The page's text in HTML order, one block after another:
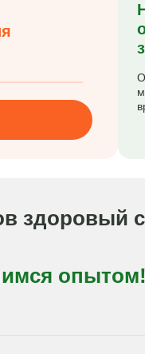
здоровый
опытом!